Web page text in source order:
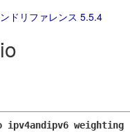
ドリファレンス 5.5.4
weighting